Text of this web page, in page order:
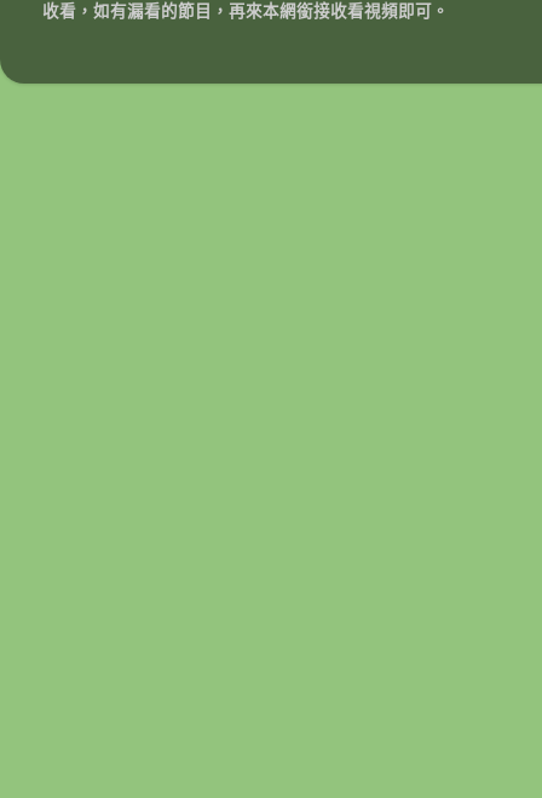
收看，如有漏看的節目，再來本網銜接收看視頻即可。